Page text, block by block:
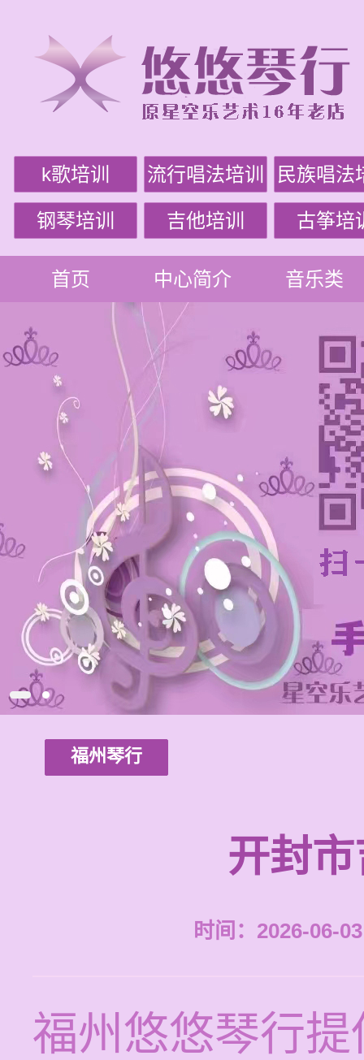
k歌培训 流行唱法培训 民族唱法
钢琴培训 吉他培训 古筝培
首页 中心简介 音乐类
福州琴行
开封
时间：2026-06-
福州悠悠琴行